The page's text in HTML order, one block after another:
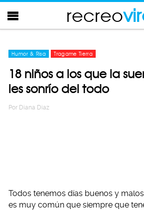
recreo
Humor & Risa Tragame Tierra
18 niños a los que la
les sonrío del todo
Por Diana Diaz
Todos tenemos días buenos y
es muy común que siempre que